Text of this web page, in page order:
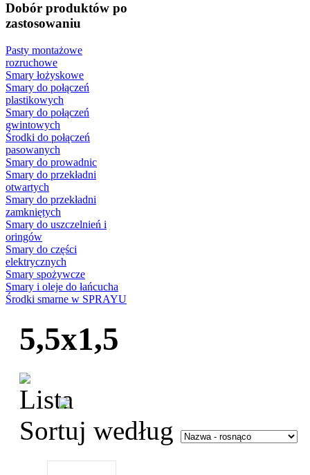
Dobór produktów po
zastosowaniu
Pasty montażowe
rozruchowe
Smary łożyskowe
Smary do połączeń
plastikowych
Smary do połączeń
gwintowych
Środki do połączeń
pasowanych
Smary do prowadnic
Smary do przekładni
otwartych
Smary do przekładni
zamkniętych
Smary do uszczelnień i
oringów
Smary do części
elektrycznych
Smary spożywcze
Smary i oleje do łańcucha
Środki smarne w SPRAYU
5,5x1,5
Sortuj według